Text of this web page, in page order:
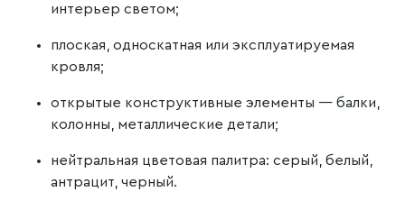
интерьер светом;
плоская, односкатная или эксплуатируемая
кровля;
открытые конструктивные элементы — балки,
колонны, металлические детали;
нейтральная цветовая палитра: серый, белый,
антрацит, черный.